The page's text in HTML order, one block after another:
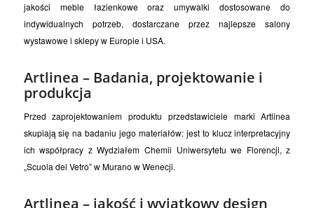
jakości meble łazienkowe oraz umywalki dostosowane do
indywidualnych potrzeb, dostarczane przez najlepsze salony
wystawowe i sklepy w Europie i USA.
Artlinea – Badania, projektowanie i
produkcja
Przed zaprojektowaniem produktu przedstawiciele marki Artlinea
skupiają się na badaniu jego materiałów: jest to klucz interpretacyjny
ich współpracy z Wydziałem Chemii Uniwersytetu we Florencji, z
„Scuola del Vetro” w Murano w Wenecji.
Artlinea – jakość i wyjątkowy design